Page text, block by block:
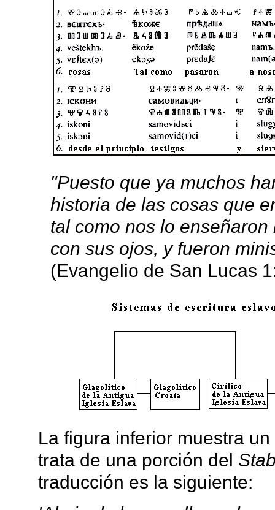
"Puesto que ya muchos
historia de las cosas que
tal como nos lo
con sus ojos, y fueron
(Evangelio de San Lucas
La figura inferior muestra
trata de una porción del
traducción es la siguiente: